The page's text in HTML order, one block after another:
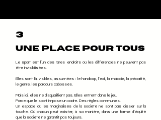
3
Une place pour tous
Le sport est l’un des rares endroits où les différences ne peuvent pas
être invisibilisées.
Elles sont là, visibles, assumées : le handicap, l’exil, la maladie, la précarité,
le genre, les parcours cabossés.
Mais ici, elles ne disqualifient pas. Elles entrent dans le jeu.
Parce que le sport impose un cadre. Des règles communes.
Un espace où les marginalisés de la société ne sont pas laisser sur la
touche. Où chacun peut exister, à sa manière, dans une forme d’équité
que la société ne garantit pas toujours.